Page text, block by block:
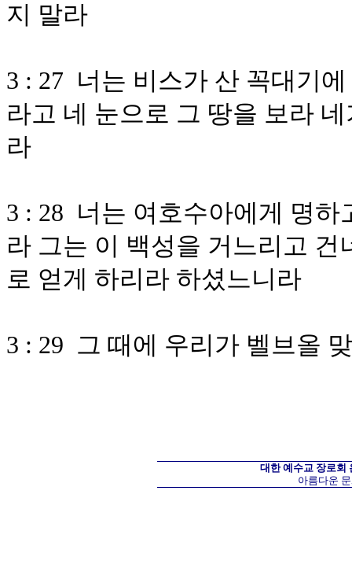
지 말라
3 : 27 너는 비스가 산 꼭대기
라고 네 눈으로 그 땅을 보라
라
3 : 28 너는 여호수아에게 명
라 그는 이 백성을 거느리고
로 얻게 하리라 하셨느니라
3 : 29 그 때에 우리가 벨브올
대한 예수교 장로회
아름다운